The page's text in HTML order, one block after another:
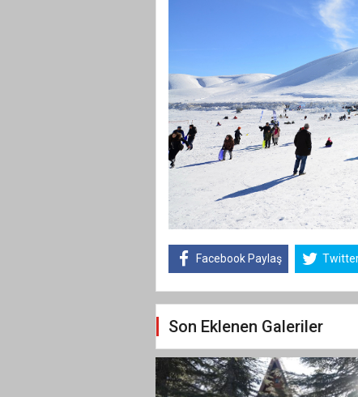
Facebook Paylaş
Son Eklenen Galeriler